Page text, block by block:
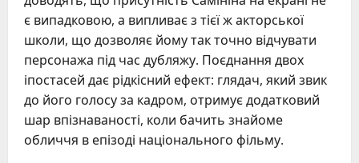
є випадковою, а випливає з тієї ж акторської
школи, що дозволяє йому так точно відчувати
персонажа під час дубляжу. Поєднання двох
іпостасей дає рідкісний ефект: глядач, який звик
до його голосу за кадром, отримує додатковий
шар впізнаваності, коли бачить знайоме
обличчя в епізоді національного фільму.